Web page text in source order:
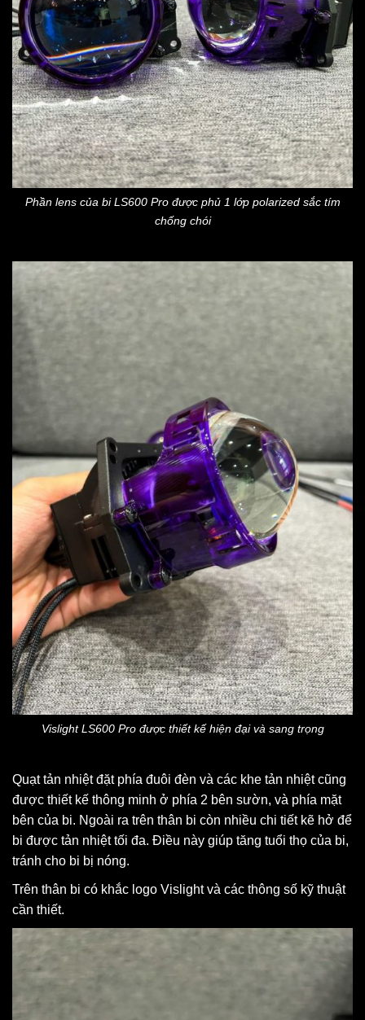
Phần lens của bi LS600 Pro được phủ 1 lớp polarized sắc tím
chống chói
Vislight LS600 Pro được thiết kế hiện đại và sang trọng
Quạt tản nhiệt đặt phía đuôi đèn và các khe tản nhiệt cũng
được thiết kế thông minh ở phía 2 bên sườn, và phía mặt
bên của bi. Ngoài ra trên thân bi còn nhiều chi tiết kẽ hở để
bi được tản nhiệt tối đa. Điều này giúp tăng tuổi thọ của bi,
tránh cho bi bị nóng.
Trên thân bi có khắc logo Vislight và các thông số kỹ thuật
cần thiết.